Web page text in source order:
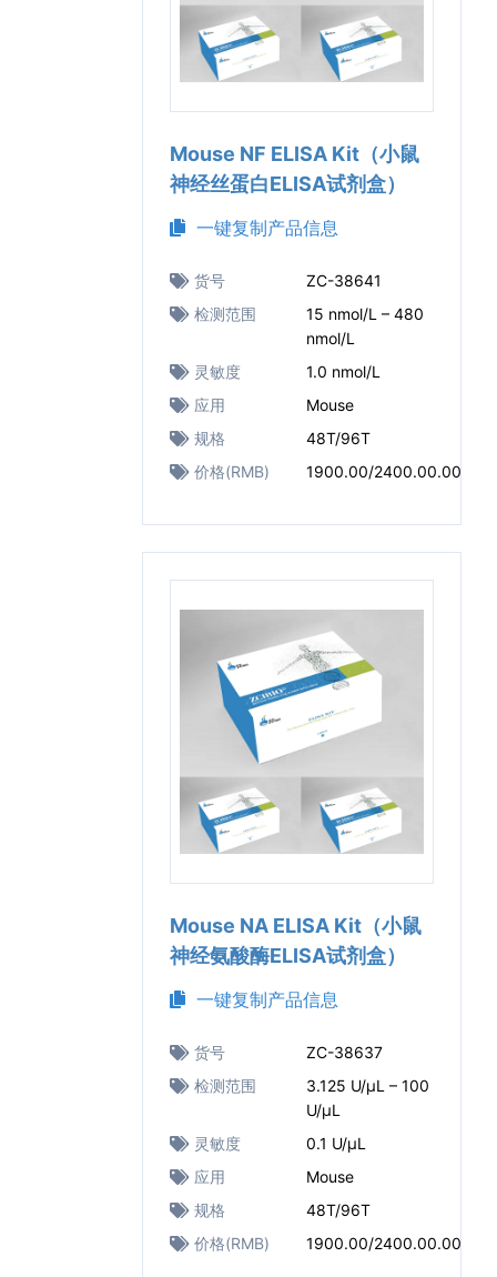
Mouse NF ELISA Kit（小鼠
神经丝蛋白ELISA试剂盒）
一键复制产品信息
货号
ZC-38641
检测范围
15 nmol/L – 480
nmol/L
灵敏度
1.0 nmol/L
应用
Mouse
规格
48T/96T
价格(RMB)
1900.00/2400.00.00
Mouse NA ELISA Kit（小鼠
神经氨酸酶ELISA试剂盒）
一键复制产品信息
货号
ZC-38637
检测范围
3.125 U/μL – 100
U/μL
灵敏度
0.1 U/μL
应用
Mouse
规格
48T/96T
价格(RMB)
1900.00/2400.00.00